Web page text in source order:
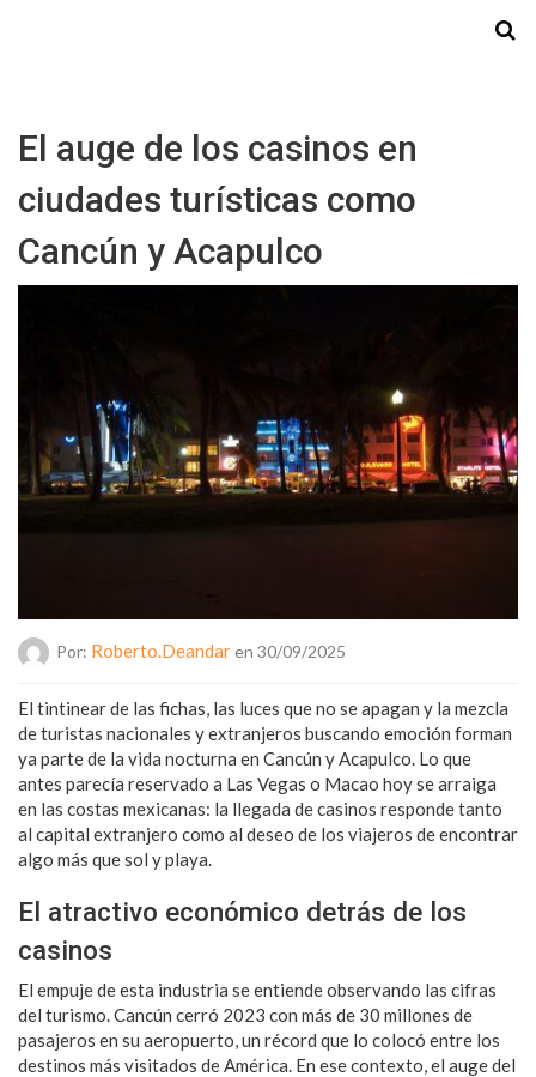
El auge de los casinos en
ciudades turísticas como
Cancún y Acapulco
Por: Roberto.deandaren 30/09/2025
El tintinear de las fichas, las luces que no se apagan y la mezcla
de turistas nacionales y extranjeros buscando emoción forman
ya parte de la vida nocturna en Cancún y Acapulco. Lo que
antes parecía reservado a Las Vegas o Macao hoy se arraiga
en las costas mexicanas: la llegada de casinos responde tanto
al capital extranjero como al deseo de los viajeros de encontrar
algo más que sol y playa.
El atractivo económico detrás de los
casinos
El empuje de esta industria se entiende observando las cifras
del turismo. Cancún cerró 2023 con más de 30 millones de
pasajeros en su aeropuerto, un récord que lo colocó entre los
destinos más visitados de América. En ese contexto, el auge del